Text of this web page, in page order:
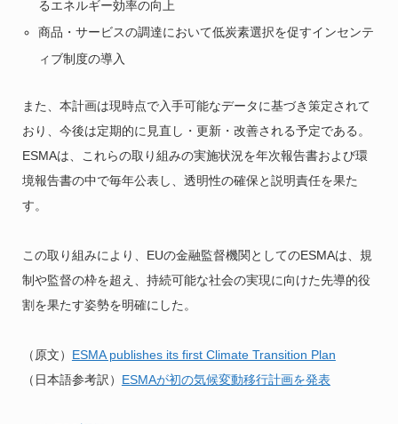
るエネルギー効率の向上
商品・サービスの調達において低炭素選択を促すインセンテ
ィブ制度の導入
また、本計画は現時点で入手可能なデータに基づき策定されて
おり、今後は定期的に見直し・更新・改善される予定である。
ESMAは、これらの取り組みの実施状況を年次報告書および環
境報告書の中で毎年公表し、透明性の確保と説明責任を果た
す。
この取り組みにより、EUの金融監督機関としてのESMAは、規
制や監督の枠を超え、持続可能な社会の実現に向けた先導的役
割を果たす姿勢を明確にした。
（原文） ESMA publishes its first Climate Transition Plan
（日本語参考訳） ESMAが初の気候変動移行計画を発表